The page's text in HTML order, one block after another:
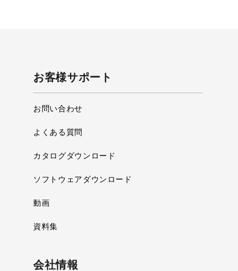
お客様サポート
お問い合わせ
よくある質問
カタログダウンロード
ソフトウェアダウンロード
動画
資料集
会社情報